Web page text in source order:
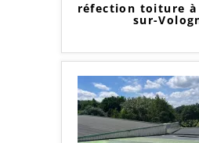
réfection toiture à
sur-